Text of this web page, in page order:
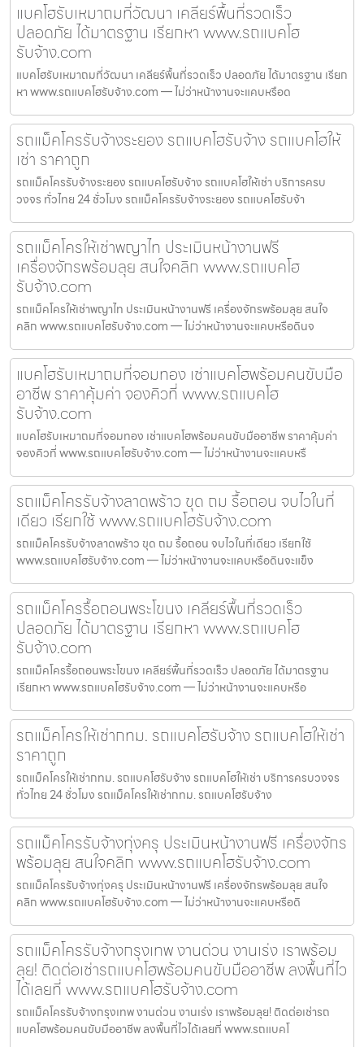
แบคโฮรับเหมาถมที่วัฒนา เคลียร์พื้นที่รวดเร็ว
ปลอดภัย ได้มาตรฐาน เรียกหา www.รถแบคโฮ
รับจ้าง.com
แบคโฮรับเหมาถมที่วัฒนา เคลียร์พื้นที่รวดเร็ว ปลอดภัย ได้มาตรฐาน เรียก
หา www.รถแบคโฮรับจ้าง.com — ไม่ว่าหน้างานจะแคบหรือด
รถแม็คโครรับจ้างระยอง รถแบคโฮรับจ้าง รถแบคโฮให้
เช่า ราคาถูก
รถแม็คโครรับจ้างระยอง รถแบคโฮรับจ้าง รถแบคโฮให้เช่า บริการครบ
วงจร ทั่วไทย 24 ชั่วโมง รถแม็คโครรับจ้างระยอง รถแบคโฮรับจ้า
รถแม็คโครให้เช่าพญาไท ประเมินหน้างานฟรี
เครื่องจักรพร้อมลุย สนใจคลิก www.รถแบคโฮ
รับจ้าง.com
รถแม็คโครให้เช่าพญาไท ประเมินหน้างานฟรี เครื่องจักรพร้อมลุย สนใจ
คลิก www.รถแบคโฮรับจ้าง.com — ไม่ว่าหน้างานจะแคบหรือดินจ
แบคโฮรับเหมาถมที่จอมทอง เช่าแบคโฮพร้อมคนขับมือ
อาชีพ ราคาคุ้มค่า จองคิวที่ www.รถแบคโฮ
รับจ้าง.com
แบคโฮรับเหมาถมที่จอมทอง เช่าแบคโฮพร้อมคนขับมืออาชีพ ราคาคุ้มค่า
จองคิวที่ www.รถแบคโฮรับจ้าง.com — ไม่ว่าหน้างานจะแคบหรื
รถแม็คโครรับจ้างลาดพร้าว ขุด ถม รื้อถอน จบไวในที่
เดียว เรียกใช้ www.รถแบคโฮรับจ้าง.com
รถแม็คโครรับจ้างลาดพร้าว ขุด ถม รื้อถอน จบไวในที่เดียว เรียกใช้
www.รถแบคโฮรับจ้าง.com — ไม่ว่าหน้างานจะแคบหรือดินจะแข็ง
รถแม็คโครรื้อถอนพระโขนง เคลียร์พื้นที่รวดเร็ว
ปลอดภัย ได้มาตรฐาน เรียกหา www.รถแบคโฮ
รับจ้าง.com
รถแม็คโครรื้อถอนพระโขนง เคลียร์พื้นที่รวดเร็ว ปลอดภัย ได้มาตรฐาน
เรียกหา www.รถแบคโฮรับจ้าง.com — ไม่ว่าหน้างานจะแคบหรือ
รถแม็คโครให้เช่ากทม. รถแบคโฮรับจ้าง รถแบคโฮให้เช่า
ราคาถูก
รถแม็คโครให้เช่ากทม. รถแบคโฮรับจ้าง รถแบคโฮให้เช่า บริการครบวงจร
ทั่วไทย 24 ชั่วโมง รถแม็คโครให้เช่ากทม. รถแบคโฮรับจ้าง
รถแม็คโครรับจ้างทุ่งครุ ประเมินหน้างานฟรี เครื่องจักร
พร้อมลุย สนใจคลิก www.รถแบคโฮรับจ้าง.com
รถแม็คโครรับจ้างทุ่งครุ ประเมินหน้างานฟรี เครื่องจักรพร้อมลุย สนใจ
คลิก www.รถแบคโฮรับจ้าง.com — ไม่ว่าหน้างานจะแคบหรือดิ
รถแม็คโครรับจ้างกรุงเทพ งานด่วน งานเร่ง เราพร้อม
ลุย! ติดต่อเช่ารถแบคโฮพร้อมคนขับมืออาชีพ ลงพื้นที่ไว
ได้เลยที่ www.รถแบคโฮรับจ้าง.com
รถแม็คโครรับจ้างกรุงเทพ งานด่วน งานเร่ง เราพร้อมลุย! ติดต่อเช่ารถ
แบคโฮพร้อมคนขับมืออาชีพ ลงพื้นที่ไวได้เลยที่ www.รถแบคโ